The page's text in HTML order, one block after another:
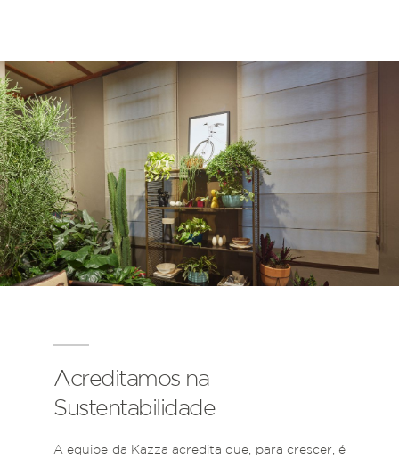
Acreditamos na
Sustentabilidade
A equipe da Kazza acredita que, para crescer, é